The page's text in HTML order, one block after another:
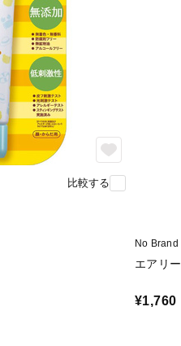
比較する
No Brand
エアリ
¥1,760